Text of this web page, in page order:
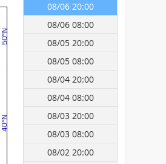
08/06 20:00
08/06 08:00
08/05 20:00
08/05 08:00
08/04 20:00
08/04 08:00
08/03 20:00
08/03 08:00
08/02 20:00